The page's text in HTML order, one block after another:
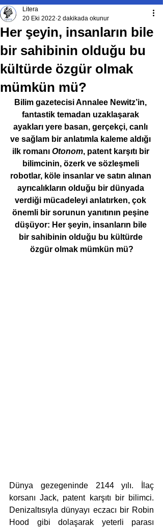
Her şeyin, insanların bile
bir sahibinin olduğu bu
kültürde özgür olmak
mümkün mü?
Litera
20 Eki 2022 2 dakikada okunur
Bilim gazetecisi Annalee Newitz’in,
fantastik temadan uzaklaşarak
ayakları yere basan, gerçekçi, canlı
ve sağlam bir anlatımla kaleme aldığı
ilk romanı Otonom, patent karşıtı bir
bilimcinin, özerk ve sözleşmeli
robotlar, köle insanlar ve satın alınan
ayrıcalıkların olduğu bir dünyada
verdiği mücadeleyi anlatırken, çok
önemli bir sorunun yanıtının peşine
düşüyor: Her şeyin, insanların bile
bir sahibinin olduğu bu kültürde
özgür olmak mümkün mü?
Dünya gezegeninde 2144 yılı. İlaç
korsanı Jack, patent karşıtı bir bilimci.
Denizaltısıyla dünyayı eczacı bir Robin
Hood gibi dolaşarak yeterli parası